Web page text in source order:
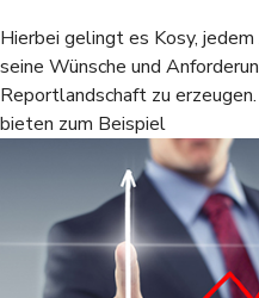
Hierbei gelingt es Kosy,
seine Wünsche und
Reportlandschaft zu
bieten zum Beispiel